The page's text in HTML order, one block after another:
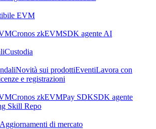
EVM
Cronos zkEVMSDK agente AI
Custodia
Novità sui prodottiEventiLavora con
e registrazioni
Cronos zkEVMPay SDKSDK agente
Skill Repo
Aggiornamenti di mercato